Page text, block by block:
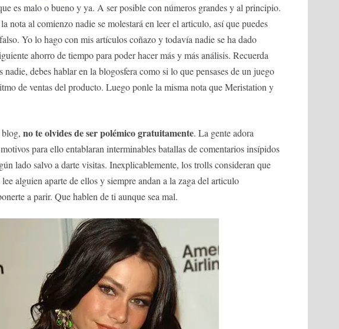
es malo o bueno y ya. A ser posible con números grandes y al principio.
nota al comienzo nadie se molestará en leer el articulo, así que puedes
Yo lo hago con mis artículos coñazo y todavía nadie se ha dado
ahorro de tiempo para poder hacer más y más análisis. Recuerda
nadie, debes hablar en la blogosfera como si lo que pensases de un juego
de ventas del producto. Luego ponle la misma nota que Meristation y
no te olvides de ser polémico gratuitamente. La gente adora
para ello entablaran interminables batallas de comentarios insípidos
lado salvo a darte visitas. Inexplicablemente, los trolls consideran que
alguien aparte de ellos y siempre andan a la zaga del articulo
a parir. Que hablen de ti aunque sea mal.